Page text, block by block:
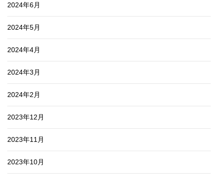
2024年6月
2024年5月
2024年4月
2024年3月
2024年2月
2023年12月
2023年11月
2023年10月